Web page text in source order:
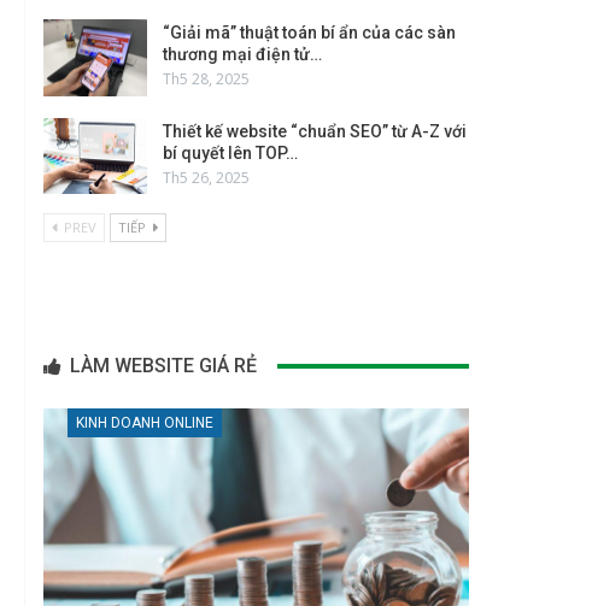
“Giải mã” thuật toán bí ẩn của các sàn
thương mại điện tử…
Th5 28, 2025
Thiết kế website “chuẩn SEO” từ A-Z với
bí quyết lên TOP…
Th5 26, 2025
PREV TIẾP
LÀM WEBSITE GIÁ RẺ
KINH DOANH ONLINE